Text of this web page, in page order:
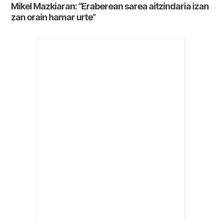
Mikel Mazkiaran: “Eraberean sarea aitzindaria izan
zan orain hamar urte”